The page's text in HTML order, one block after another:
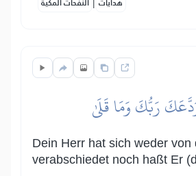
رَبُّكَ وَمَا قَلَىٰ
Dein Herr hat sich weder von
verabschiedet noch haßt Er